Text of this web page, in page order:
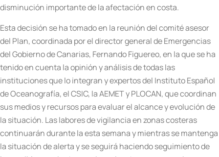
disminución importante de la afectación en costa.
Esta decisión se ha tomado en la reunión del comité asesor
del Plan, coordinada por el director general de Emergencias
del Gobierno de Canarias, Fernando Figuereo, en la que se ha
tenido en cuenta la opinión y análisis de todas las
instituciones que lo integran y expertos del Instituto Español
de Oceanografía, el CSIC, la AEMET y PLOCAN, que coordinan
sus medios y recursos para evaluar el alcance y evolución de
la situación. Las labores de vigilancia en zonas costeras
continuarán durante la esta semana y mientras se mantenga
la situación de alerta y se seguirá haciendo seguimiento de